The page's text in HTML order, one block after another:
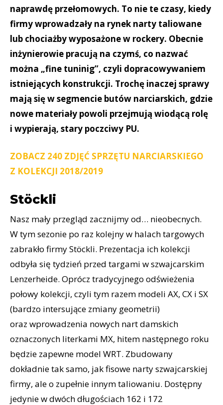
naprawdę przełomowych. To nie te czasy, kiedy
firmy wprowadzały na rynek narty taliowane
lub chociażby wyposażone w rockery. Obecnie
inżynierowie pracują na czymś, co nazwać
można „fine tuninig”, czyli dopracowywaniem
istniejących konstrukcji. Trochę inaczej sprawy
mają się w segmencie butów narciarskich, gdzie
nowe materiały powoli przejmują wiodącą rolę
i wypierają, stary poczciwy PU.
ZOBACZ 240 ZDJĘĆ SPRZĘTU NARCIARSKIEGO
Z KOLEKCJI 2018/2019
Stöckli
Nasz mały przegląd zacznijmy od… nieobecnych.
W tym sezonie po raz kolejny w halach targowych
zabrakło firmy Stöckli. Prezentacja ich kolekcji
odbyła się tydzień przed targami w szwajcarskim
Lenzerheide. Oprócz tradycyjnego odświeżenia
połowy kolekcji, czyli tym razem modeli AX, CX i SX
(bardzo intersujące zmiany geometrii)
oraz wprowadzenia nowych nart damskich
oznaczonych literkami MX, hitem następnego roku
będzie zapewne model WRT. Zbudowany
dokładnie tak samo, jak fisowe narty szwajcarskiej
firmy, ale o zupełnie innym taliowaniu. Dostępny
jedynie w dwóch długościach 162 i 172